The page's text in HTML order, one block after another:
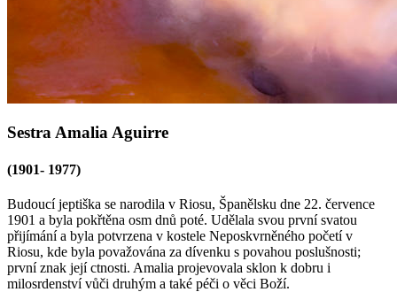
Sestra Amalia Aguirre
(1901- 1977)
Budoucí jeptiška se narodila v Riosu, Španělsku dne 22. července
1901 a byla pokřtěna osm dnů poté. Udělala svou první svatou
přijímání a byla potvrzena v kostele Neposkvrněného početí v
Riosu, kde byla považována za dívenku s povahou poslušnosti;
první znak její ctnosti. Amalia projevovala sklon k dobru i
milosrdenství vůči druhým a také péči o věci Boží.